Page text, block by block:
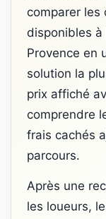
comparer les
disponibles
Provence en
solution la
prix affiché
comprendre
frais cachés
parcours.
Après une
les loueurs,